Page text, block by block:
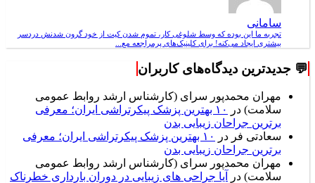
سامانی
تجربه ما این بوده که وسط شلوغی کار، تموم شدن کیت از خود گرون شدنش دردسر
بیشتری ایجاد می‌کنه! برای کلینیک‌های پرمراجعه مع...
💬 جدیدترین دیدگاه‌های کاربران
مهران محمدپور سرای (کارشناس ارشد روابط عمومی
سلامت) در
۱۰ بهترین پزشک پیکرتراشی ایران؛ معرفی
برترین جراحان زیبایی بدن
سعادتی فر در
۱۰ بهترین پزشک پیکرتراشی ایران؛ معرفی
برترین جراحان زیبایی بدن
مهران محمدپور سرای (کارشناس ارشد روابط عمومی
سلامت) در
آیا جراحی های زیبایی در دوران بارداری خطرناک